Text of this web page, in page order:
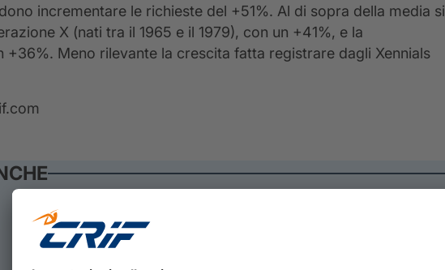
incrementare le richieste del +51%. Al di sopra della media si
X (nati tra il 1965 e il 1979), con un +41%, e la
+36%. Meno rilevante la crescita fatta registrare dagli Xennials
29 luglio 2026